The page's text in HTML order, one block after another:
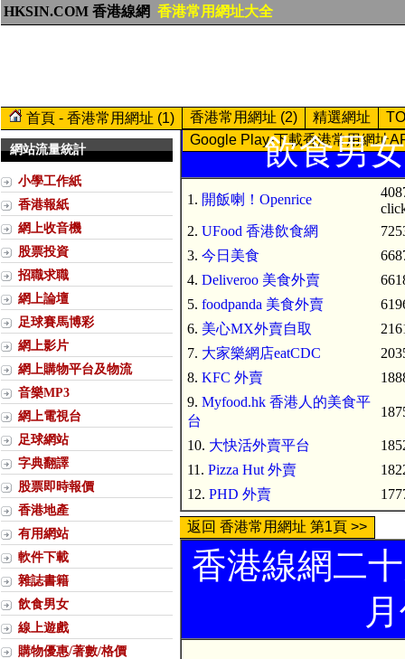
HKSIN.COM 香港線網 香港常用網址大全
首頁 - 香港常用網址 (1) 香港常用網址 (2) 精選網址
Google Play-下載香港常用網址
網站流量統計
小學工作紙
香港報紙
網上收音機
股票投資
招職求職
網上論壇
足球賽馬博彩
網上影片
網上購物平台及物流
音樂MP3
網上電視台
足球網站
字典翻譯
股票即時報價
香港地產
有用網站
軟件下載
雜誌書籍
飲食男女
線上遊戲
購物優惠/著數/格價
飲食男
1. 開飯喇！Openrice
2. UFood 香港飲食網
3. 今日美食
4. Deliveroo 美食外賣
5. foodpanda 美食外賣
6. 美心MX外賣自取
7. 大家樂網店eatCDC
8. KFC 外賣
9. Myfood.hk 香港人的美食平
台
10. 大快活外賣平台
11. Pizza Hut 外賣
12. PHD 外賣
返回 香港常用網址 第1頁 >>
香港線網二